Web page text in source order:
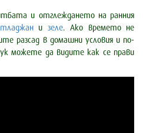
и отглеждането на ранния
и зеле. Ако времето не
разсад в домашни условия и по-
можете да видите как се прави